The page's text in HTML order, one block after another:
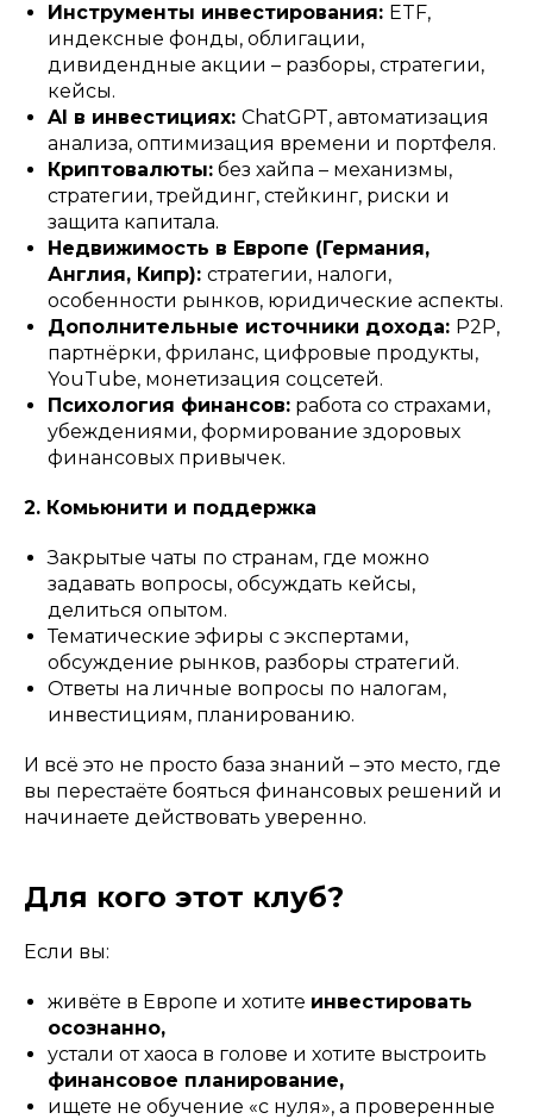
Инструменты инвестирования: ETF,
индексные фонды, облигации,
дивидендные акции – разборы, стратегии,
кейсы.
AI в инвестициях: ChatGPT, автоматизация
анализа, оптимизация времени и портфеля.
Криптовалюты: без хайпа – механизмы,
стратегии, трейдинг, стейкинг, риски и
защита капитала.
Недвижимость в Европе (Германия,
Англия, Кипр): стратегии, налоги,
особенности рынков, юридические аспекты.
Дополнительные источники дохода: P2P,
партнёрки, фриланс, цифровые продукты,
YouTube, монетизация соцсетей.
Психология финансов: работа со страхами,
убеждениями, формирование здоровых
финансовых привычек.
2. Комьюнити и поддержка
Закрытые чаты по странам, где можно
задавать вопросы, обсуждать кейсы,
делиться опытом.
Тематические эфиры с экспертами,
обсуждение рынков, разборы стратегий.
Ответы на личные вопросы по налогам,
инвестициям, планированию.
И всё это не просто база знаний – это место, где
вы перестаёте бояться финансовых решений и
начинаете действовать уверенно.
Для кого этот клуб?
Если вы:
живёте в Европе и хотите инвестировать
осознанно,
устали от хаоса в голове и хотите выстроить
финансовое планирование,
ищете не обучение «с нуля», а проверенные